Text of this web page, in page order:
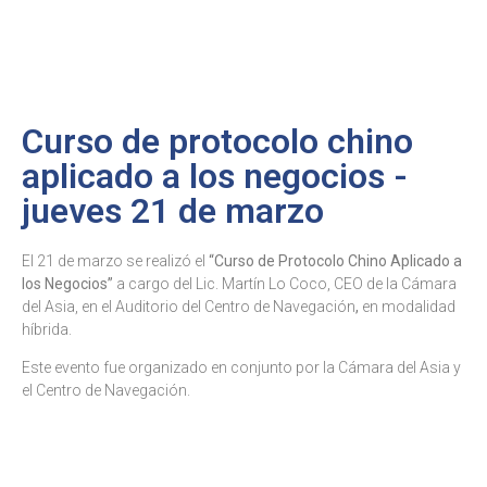
Curso de protocolo chino
aplicado a los negocios -
jueves 21 de marzo
El 21 de marzo se realizó el “Curso de Protocolo Chino Aplicado a
los Negocios” a cargo del Lic. Martín Lo Coco, CEO de la Cámara
del Asia, en el Auditorio del Centro de Navegación, en modalidad
híbrida.
Este evento fue organizado en conjunto por la Cámara del Asia y
el Centro de Navegación.